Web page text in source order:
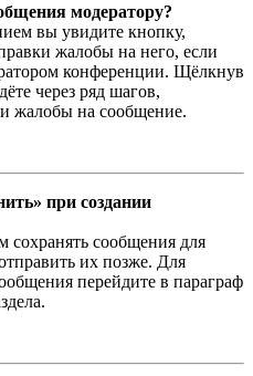
модератору?
вы увидите кнопку,
жалобы на него, если
конференции. Щёлкнув
через ряд шагов,
жалобы на сообщение.
при создании
сохранять сообщения для
их позже. Для
перейдите в параграф